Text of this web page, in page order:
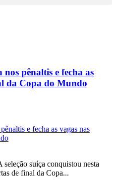
pênaltis e fecha as
da Copa do Mundo
suíça conquistou nesta
de final da Copa...